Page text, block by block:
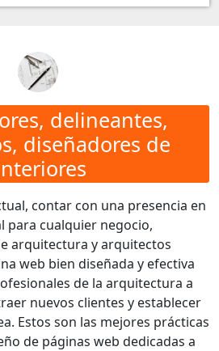
delineantes,
diseñadores de
contar con una presencia en
para cualquier negocio,
arquitectura y arquitectos
web bien diseñada y efectiva
de la arquitectura a
nuevos clientes y establecer
Estos son las mejores prácticas
de páginas web dedicadas a